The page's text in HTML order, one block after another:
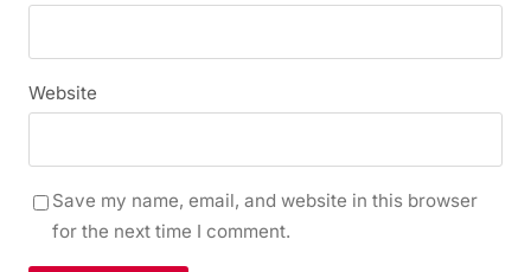
Website
Save my name, email, and website in this browser
for the next time I comment.